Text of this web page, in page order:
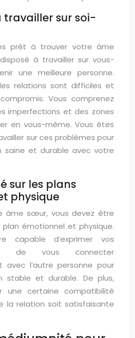
travailler sur soi-
prêt à trouver votre âme
à travailler sur vous-
une meilleure personne.
relations sont difficiles et
Vous comprenez
imperfections et des zones
en vous-même. Vous êtes
sur ces problèmes pour
saine et durable avec votre
sur les plans
physique
âme sœur, vous devez être
émotionnel et physique.
capable d’exprimer vos
de vous connecter
avec l’autre personne pour
stable et durable. De plus,
une certaine compatibilité
la relation soit satisfaisante